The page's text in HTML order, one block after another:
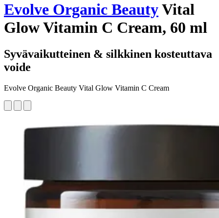
Evolve Organic BeautyVital
Glow Vitamin C Cream, 60 ml
Syvävaikutteinen & silkkinen kosteuttava
voide
Evolve Organic Beauty Vital Glow Vitamin C Cream